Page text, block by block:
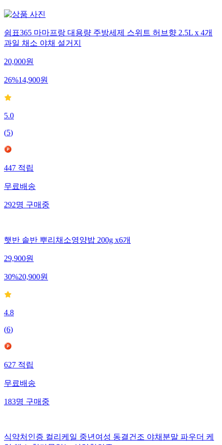
쉼표365 마마프랑 대용량 주방세제 스위트 허브향 2.5L x 4개
과일 채소 야채 설거지
20,000원
26%14,900원
5.0
(5)
447적립
무료배송
292명구매중
햇반 솥반 뿌리채소영양밥 200g x6개
29,900원
30%20,900원
4.8
(6)
627적립
무료배송
183명구매중
식약처인증 컬리케일 중년여성 동결건조 야채분말 파우더 케